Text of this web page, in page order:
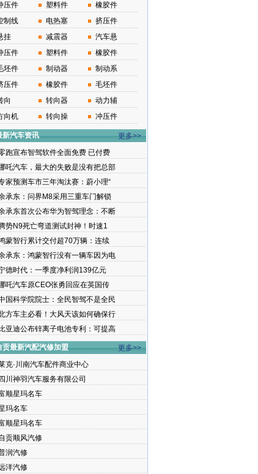
压件
塑料件
橡胶件
制线
电热塞
挤压件
挂
减震器
汽车悬
压件
塑料件
橡胶件
坯件
制动器
制动系
压件
橡胶件
毛坯件
向
转向器
动力辅
向机
转向操 冲压件
新汽车资讯
更多>>
跑宣布智驾软件全面免费 已付费
吒汽车，最大的失败是没有把总部
家预测车市三年淘汰赛：蔚小理“
承东：问界M8采用三重车门解锁
承东首次公布华为智驾理念：不断
势N9死亡弯道测试封神！时速1
蒙智行累计交付超70万辆：连续
承东：鸿蒙智行没有一辆车因为电
德时代：一季度净利润139亿元
吒汽车原CEO张勇回应在英国传
国科学院院士：全民智驾不是全民
方车主必看！大风天该如何确保行
比亚迪公布锌离子电池专利：可提高
贡最新汽配汽修加盟
更多>>
克·川南汽车配件商业中心
四川神羽汽车服务有限公司
顺星玛名车
玛名车
顺星玛名车
贡顺风汽修
润汽修
洋汽修